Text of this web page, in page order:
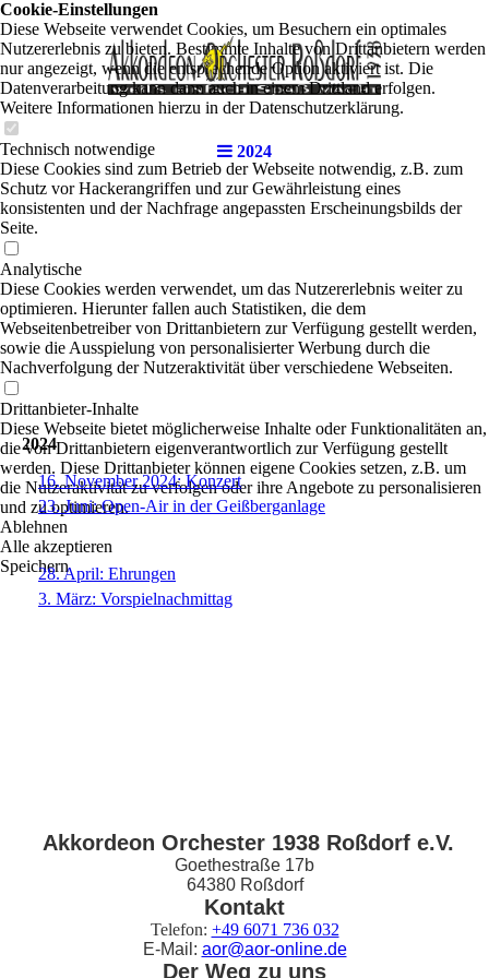
2024
2024
16. November 2024: Konzert
23. Juni: Open-Air in der Geißberganlage
28. April: Ehrungen
3. März: Vorspielnachmittag
Akkordeon Orchester 1938 Roßdorf e.V.
Goethestraße 17b
64380 Roßdorf
Kontakt
Telefon: +49 6071 736 032
E-Mail: aor@aor-online.de
Der Weg zu uns
Cookie-Einstellungen
Diese Webseite verwendet Cookies, um Besuchern ein optimales
Nutzererlebnis zu bieten. Bestimmte Inhalte von Drittanbietern werden
nur angezeigt, wenn die entsprechende Option aktiviert ist. Die
Datenverarbeitung kann dann auch in einem Drittland erfolgen.
Weitere Informationen hierzu in der Datenschutzerklärung.
Technisch notwendige
Diese Cookies sind zum Betrieb der Webseite notwendig, z.B. zum
Schutz vor Hackerangriffen und zur Gewährleistung eines
konsistenten und der Nachfrage angepassten Erscheinungsbilds der
Seite.
Analytische
Diese Cookies werden verwendet, um das Nutzererlebnis weiter zu
optimieren. Hierunter fallen auch Statistiken, die dem
Webseitenbetreiber von Drittanbietern zur Verfügung gestellt werden,
sowie die Ausspielung von personalisierter Werbung durch die
Nachverfolgung der Nutzeraktivität über verschiedene Webseiten.
Drittanbieter-Inhalte
Diese Webseite bietet möglicherweise Inhalte oder Funktionalitäten an,
die von Drittanbietern eigenverantwortlich zur Verfügung gestellt
werden. Diese Drittanbieter können eigene Cookies setzen, z.B. um
die Nutzeraktivität zu verfolgen oder ihre Angebote zu personalisieren
und zu optimieren.
Ablehnen
Alle akzeptieren
Speichern